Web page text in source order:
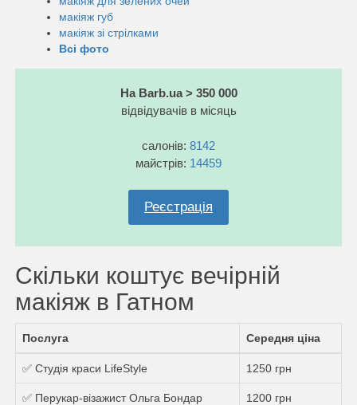
макіяж губ
макіяж зі стрілками
Всі фото
На Barb.ua > 350 000
відвідувачів в місяць
салонів: 8142
майстрів: 14459
Реєстрація
Скільки коштує вечірній
макіяж в Гатном
Послуга Середня ціна
✅ Студія краси LifeStyle 1250 грн
✅ Перукар-візажист Ольга Бондар 1200 грн